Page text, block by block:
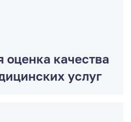
оценка качества
услуг